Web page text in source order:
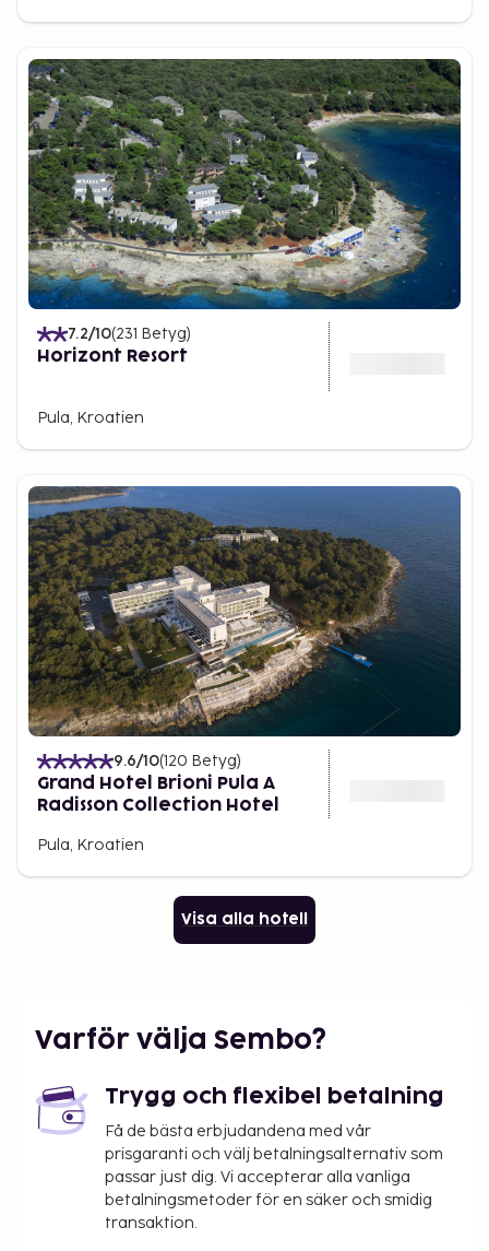
7.2/10(231 Betyg)
Horizont Resort
Pula, Kroatien
9.6/10(120 Betyg)
Grand Hotel Brioni Pula A
Radisson Collection Hotel
Pula, Kroatien
Visa alla hotell
Varför välja Sembo?
Trygg och flexibel betalning
Få de bästa erbjudandena med vår
prisgaranti och välj betalningsalternativ som
passar just dig. Vi accepterar alla vanliga
betalningsmetoder för en säker och smidig
transaktion.